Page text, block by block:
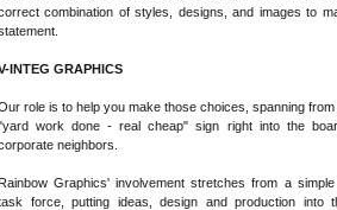
combination of styles, designs, and images to
INTEG GRAPHICS
role is to help you make those choices, spanning
work done - real cheap" sign right into the
neighbors.
Rainbow Graphics' involvement stretches from a
force, putting ideas, design and production into